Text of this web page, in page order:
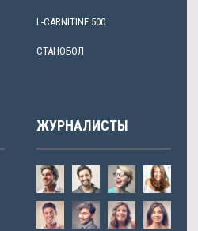
L-CARNITINE 500
СТАНОБОЛ
ЖУРНАЛИСТЫ